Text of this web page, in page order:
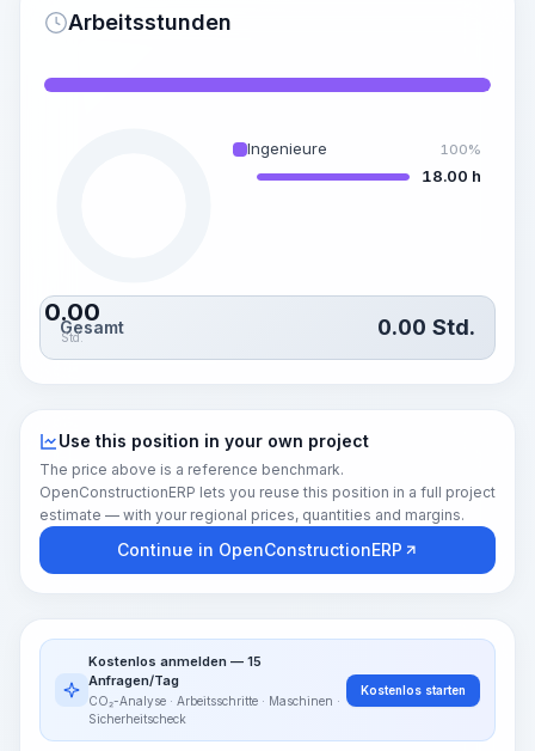
Arbeitsstunden
0.00
Std.
Ingenieure 100%
18.00 h
Gesamt 0.00 Std.
Use this position in your own project
The price above is a reference benchmark.
OpenConstructionERP lets you reuse this position in a full project
estimate — with your regional prices, quantities and margins.
Continue in OpenConstructionERP
Kostenlos anmelden — 15
Anfragen/Tag
CO₂-Analyse · Arbeitsschritte · Maschinen ·
Sicherheitscheck
Kostenlos starten